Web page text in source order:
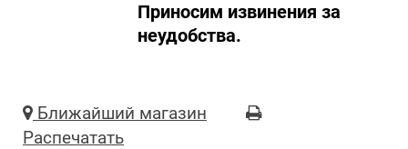
Приносим извинения за
неудобства.
Ближайший магазин
Распечатать